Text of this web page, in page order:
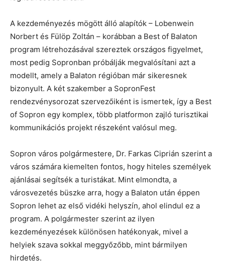
A kezdeményezés mögött álló alapítók – Lobenwein
Norbert és Fülöp Zoltán – korábban a Best of Balaton
program létrehozásával szereztek országos figyelmet,
most pedig Sopronban próbálják megvalósítani azt a
modellt, amely a Balaton régióban már sikeresnek
bizonyult. A két szakember a SopronFest
rendezvénysorozat szervezőiként is ismertek, így a Best
of Sopron egy komplex, több platformon zajló turisztikai
kommunikációs projekt részeként valósul meg.
Sopron város polgármestere, Dr. Farkas Ciprián szerint a
város számára kiemelten fontos, hogy hiteles személyek
ajánlásai segítsék a turistákat. Mint elmondta, a
városvezetés büszke arra, hogy a Balaton után éppen
Sopron lehet az első vidéki helyszín, ahol elindul ez a
program. A polgármester szerint az ilyen
kezdeményezések különösen hatékonyak, mivel a
helyiek szava sokkal meggyőzőbb, mint bármilyen
hirdetés.